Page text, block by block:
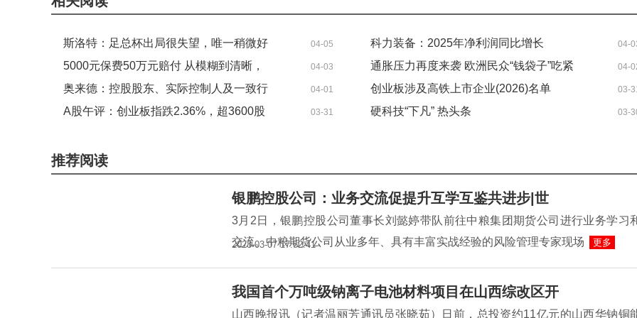
斯洛特：足总杯出局很失望，唯一稍微好
的是0-4后没丢更多球-焦点速看
04-05
科力装备：2025年净利润同比增长
3.33% 拟10转3派10元
04-
5000元保费50万元赔付 从模糊到清晰，
从家访到心安 ——大家人寿苏州中支理
赔纪实
04-03 通胀压力再度来袭 欧洲民众“钱袋子”吃紧 04-
奥来德：控股股东、实际控制人及一致行
动人、部分高管拟合计减持不超过3%_焦
04-01
创业板涉及高铁上市企业(2026)名单
（2026/3/25）|焦点滚动
03-
A股午评：创业板指跌2.36%，超3600股
点
03-31 硬科技“下凡” 热头条 03-
推荐阅读
银鹏控股公司：业务交流促提升互学互鉴共进步|世
3月2日，银鹏控股公司董事长刘懿婷带队前往中粮集团期货公司进行业务学习
交流。中粮期货公司从业多年、具有丰富实战经验的风险管理专家现场
更多
2023-03-07 17:52:41
我国首个万吨级钠离子电池材料项目在山西综改区开
山西晚报讯（记者温丽芳通讯员张晓茹）日前，总投资约11亿元的山西华钠铜